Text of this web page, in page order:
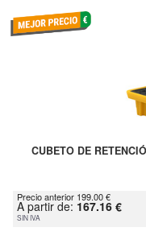
CUBETO DE
Precio anterior 199.00 €
A partir de: 167.16 €
SIN IVA